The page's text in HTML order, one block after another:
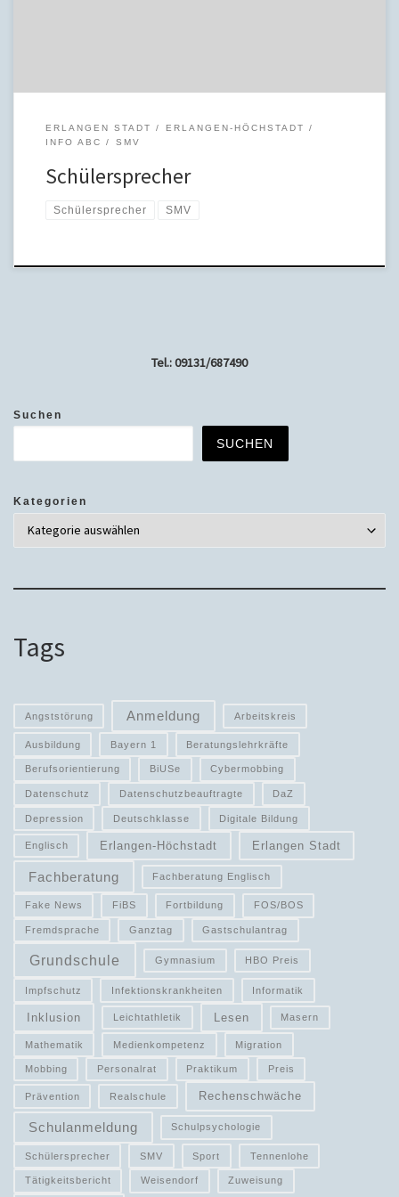
ERLANGEN STADT
ERLANGEN-HÖCHSTADT
INFO ABC
SMV
Schülersprecher
Schülersprecher SMV
Tel.: 09131/687490
Suchen
SUCHEN
Kategorien
Tags
Angststörung Anmeldung Arbeitskreis
Ausbildung Bayern 1 Beratungslehrkräfte
Berufsorientierung BiUSe Cybermobbing
Datenschutz Datenschutzbeauftragte DaZ
Depression Deutschklasse Digitale Bildung
Englisch Erlangen-Höchstadt Erlangen Stadt
Fachberatung Fachberatung Englisch
Fake News FiBS Fortbildung FOS/BOS
Fremdsprache Ganztag Gastschulantrag
Grundschule Gymnasium HBO Preis
Impfschutz Infektionskrankheiten Informatik
Inklusion Leichtathletik Lesen Masern
Mathematik Medienkompetenz Migration
Mobbing Personalrat Praktikum Preis
Prävention Realschule Rechenschwäche
Schulanmeldung Schulpsychologie
Schülersprecher SMV Sport Tennenlohe
Tätigkeitsbericht Weisendorf Zuweisung